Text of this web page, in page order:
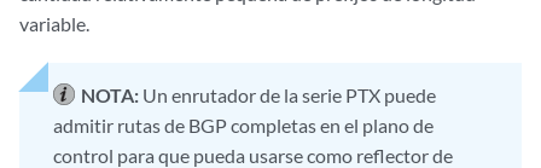
variable.
NOTA: Un enrutador de la serie PTX puede
admitir rutas de BGP completas en el plano de
control para que pueda usarse como reflector de